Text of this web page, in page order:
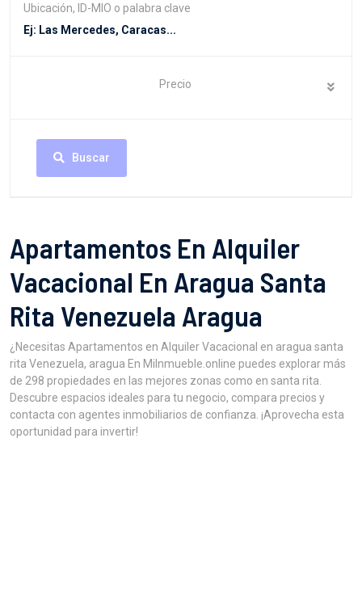
Ubicación, ID-MIO o palabra clave
Precio
Buscar
Apartamentos En Alquiler
Vacacional En Aragua Santa
Rita Venezuela Aragua
¿Necesitas Apartamentos en Alquiler Vacacional en aragua santa
rita Venezuela, aragua En MiInmueble.online puedes explorar más
de 298 propiedades en las mejores zonas como en santa rita.
Descubre espacios ideales para tu negocio, compara precios y
contacta con agentes inmobiliarios de confianza. ¡Aprovecha esta
oportunidad para invertir!